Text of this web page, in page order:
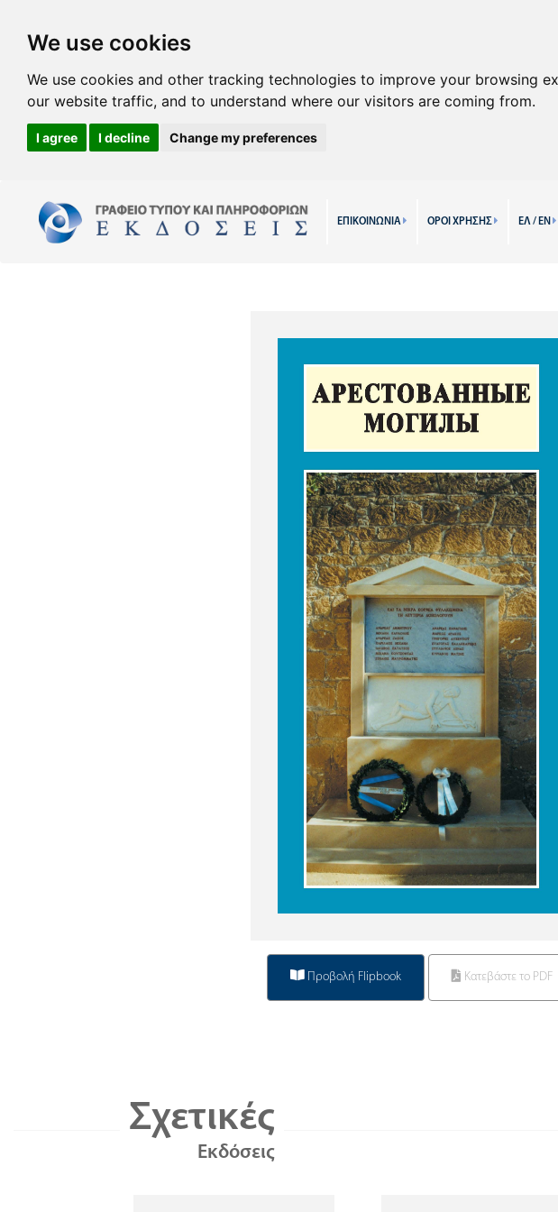
We use cookies
We use cookies and other tracking technologies to improve your browsing
our website traffic, and to understand where our visitors are coming from.
I agree I decline Change my preferences
ΕΠΙΚΟΙΝΩΝΙΑ ΟΡΟΙ ΧΡΗΣΗΣ ΕΛ / EN
Προβολή Flipbook Κατεβάστε το PDF
Σχετικές
Εκδόσεις